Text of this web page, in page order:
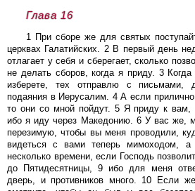
Глава 16
1 При сборе же для святых
церквах Галатийских. 2 В первый день
отлагает у себя и сберегает, сколько
не делать сборов, когда я приду. 3
изберете, тех отправлю с письмами,
подаяния в Иерусалим. 4 А если
то они со мной пойдут. 5 Я приду к вам,
ибо я иду через Македонию. 6 У вас же,
перезимую, чтобы вы меня проводили,
видеться с вами теперь мимоходом,
несколько времени, если Господь
до Пятидесятницы, 9 ибо для меня
дверь, и противников много. 10 Если